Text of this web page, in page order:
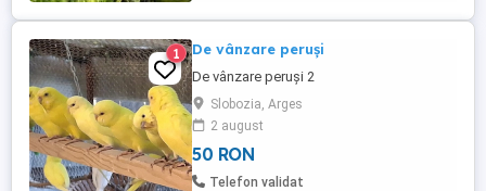
1 De vânzare peruși
De vânzare peruși 2
Slobozia, Arges
2 august
50 RON
Telefon validat